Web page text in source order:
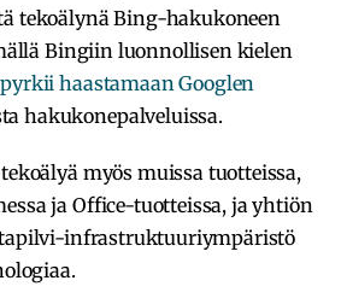
tekoälynä Bing-hakukoneen
Bingiin luonnollisen kielen
pyrkii haastamaan Googlen
hakukonepalveluissa.
myös muissa tuotteissa,
ja Office-tuotteissa, ja yhtiön
infrastruktuuriympäristö